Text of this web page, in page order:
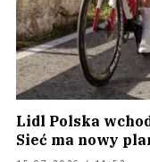
Lidl Polska
Sieć ma nowy